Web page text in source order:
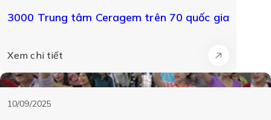
3000 Trung tâm Ceragem trên 70 quốc gia
Xem chi tiết
10/09/2025